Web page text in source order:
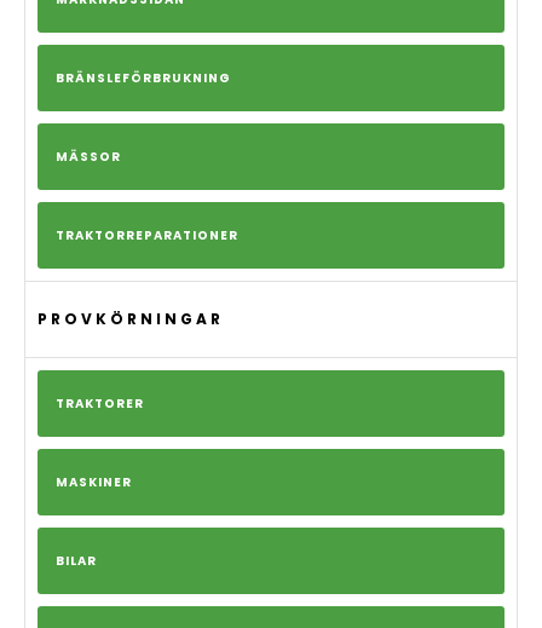
BRÄNSLEFÖRBRUKNING
MÄSSOR
TRAKTORREPARATIONER
PROVKÖRNINGAR
TRAKTORER
MASKINER
BILAR